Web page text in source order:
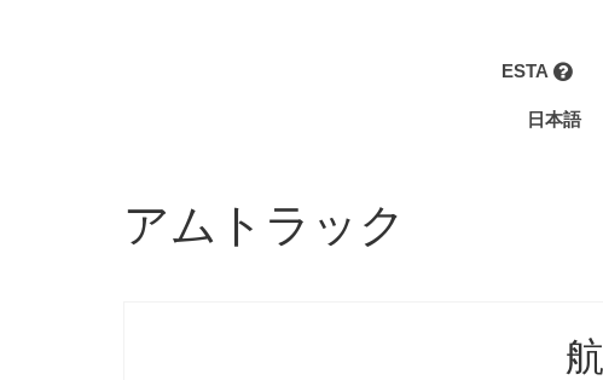
ESTA
日本語
アムトラック